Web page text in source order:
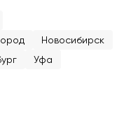
Новосибирск
Уфа